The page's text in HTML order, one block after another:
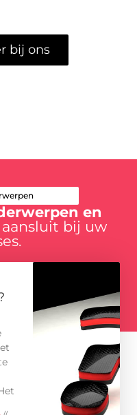
bij ons
en
bij uw